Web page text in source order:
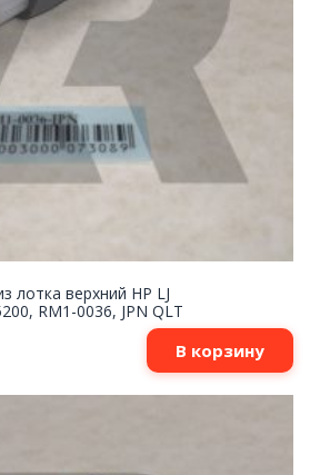
лотка верхний HP LJ
RM1-0036, JPN QLT
В корзину